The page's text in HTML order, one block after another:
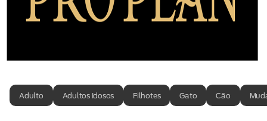
Adulto Adultos Idosos Filhotes Gato Cão